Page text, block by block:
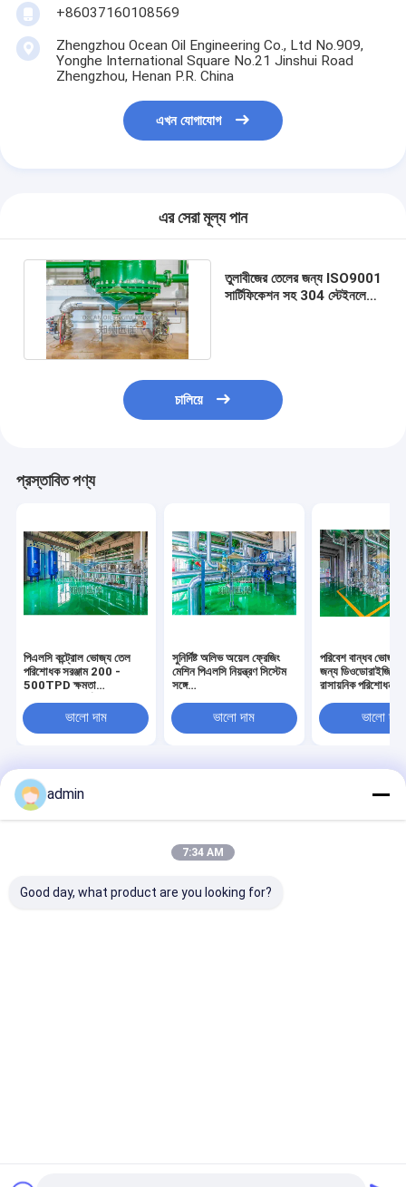
+86037160108569
Zhengzhou Ocean Oil Engineering Co., Ltd No.909,
Yonghe International Square No.21 Jinshui Road
Zhengzhou, Henan P.R. China
এখন যোগাযোগ
এর সেরা মূল্য পান
তুলাবীজের তেলের জন্য ISO9001
সার্টিফিকেশন সহ 304 স্টেইনলেস
চালিয়ে
প্রস্তাবিত পণ্য
পিএলসি কন্ট্রোল ভোজ্য তেল
পরিশোধক সরঞ্জাম 200 -
500TPD ক্ষমতা
ভালো দাম
সুনির্দিষ্ট অলিভ অয়েল ফ্রেজিং
মেশিন পিএলসি নিয়ন্ত্রণ সিস্টেম
সঙ্গে
ভালো দাম
পরিবেশ বান্ধব ভোজ্য
জন্য ডিওডোরাইজিং
রাসায়নিক পরিশোধন
ভালো দাম
বাড়ি
সাইট ম্যাপ
Privacy Policy
চীন কারখানা.Copyright © 2026 Zhengzhou
Ocean Oil Engineering Co., Ltd.. All Rights Reserved.
admin
7:34 AM
Good day, what product are you looking for?